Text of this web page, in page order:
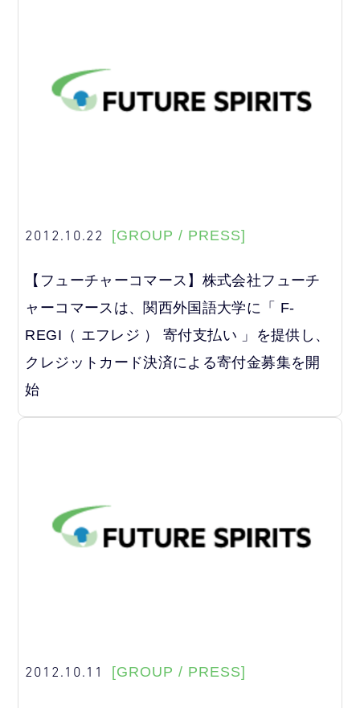
2012.10.22 [GROUP / PRESS]
【フューチャーコマース】株式会社フューチ
ャーコマースは、関西外国語大学に「 F-
REGI（ エフレジ ） 寄付支払い 」を提供し、
クレジットカード決済による寄付金募集を開
始
2012.10.11 [GROUP / PRESS]